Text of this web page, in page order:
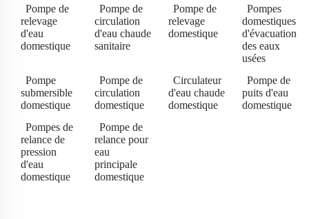
Pompe de
relevage
d'eau
domestique
Pompe de
circulation
d'eau chaude
sanitaire
Pompe de
relevage
domestique
Pompes
domestiques
d'évacuation
des eaux
usées
Pompe
submersible
domestique
Pompe de
circulation
domestique
Circulateur
d'eau chaude
domestique
Pompe de
puits d'eau
domestique
Pompes de
relance de
pression
d'eau
domestique
Pompe de
relance pour
eau
principale
domestique